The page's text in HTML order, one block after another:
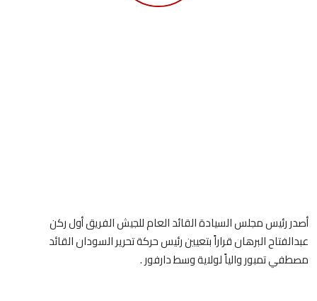
أصدر رئيس مجلس السيادة القائد العام للجيش الفريق أول ركن
عبدالفتاح البرهان قراراً بتعيين رئيس حركة تحرير السودان القائد
مصطفي تمبور والياً لولاية وسط دارفور .